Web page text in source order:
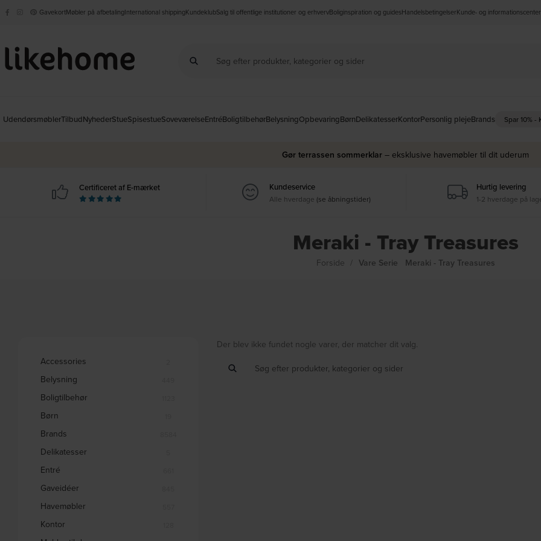
GavekortMøbler på afbetalingInternational shippingKundeklubSalg til offentlige institutioner og erhvervBoliginspiration og guidesHandelsbetingelserKunde- og informationscenter
UdendørsmøblerTilbudNyhederStueSpisestueSoveværelseEntréBoligtilbehørBelysningOpbevaringBørnDelikatesserKontorPersonlig plejeBrands Spar 10%
Gør terrassen sommerklar – eksklusive havemøbler til dit uderum
Certificeret af E-mærket Kundeservice
Alle hverdage (se åbningstider)
Hurtig levering
1-2 hverdage på
Meraki - Tray Treasures
Forside Vare Serie Meraki - Tray Treasures
Accessories
Belysning
Boligtilbehør
Børn
Brands
Delikatesser
Entré
Gaveidéer
Havemøbler
Kontor
Der blev ikke fundet nogle varer, der matcher dit valg.